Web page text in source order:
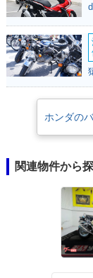
ホンダの
関連物件から